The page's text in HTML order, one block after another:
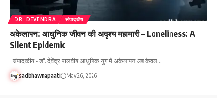
DR. DEVENDRA संपादकीय
अकेलापन: आधुनिक जीवन की अदृश्य महामारी – Loneliness: A
Silent Epidemic
संपादकीय - डॉ. देवेंद्र मालवीय आधुनिक युग में अकेलापन अब केवल…
sadbhawnapaati May 26, 2026